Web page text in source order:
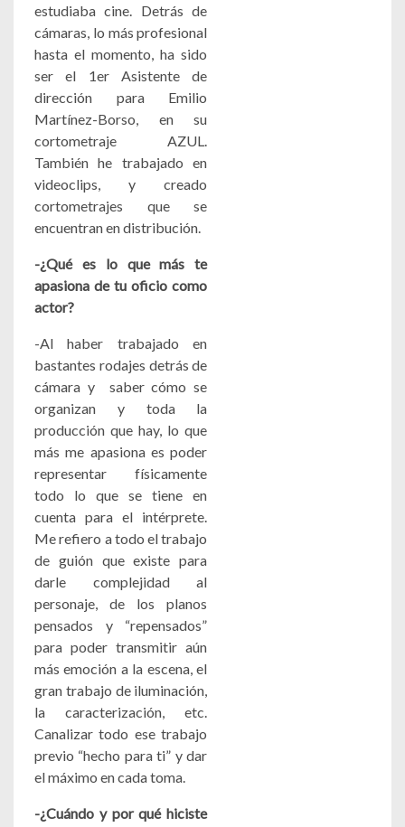
estudiaba cine. Detrás de
cámaras, lo más profesional
hasta el momento, ha sido
ser el 1er Asistente de
dirección para Emilio
Martínez-Borso, en su
cortometraje AZUL.
También he trabajado en
videoclips, y creado
cortometrajes que se
encuentran en distribución.
-¿Qué es lo que más te
apasiona de tu oficio como
actor?
-Al haber trabajado en
bastantes rodajes detrás de
cámara y saber cómo se
organizan y toda la
producción que hay, lo que
más me apasiona es poder
representar físicamente
todo lo que se tiene en
cuenta para el intérprete.
Me refiero a todo el trabajo
de guión que existe para
darle complejidad al
personaje, de los planos
pensados y “repensados”
para poder transmitir aún
más emoción a la escena, el
gran trabajo de iluminación,
la caracterización, etc.
Canalizar todo ese trabajo
previo “hecho para ti” y dar
el máximo en cada toma.
-¿Cuándo y por qué hiciste